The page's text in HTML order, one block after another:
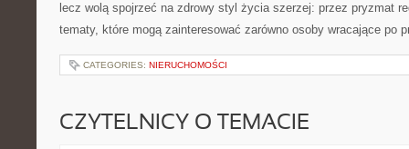
lecz wolą spojrzeć na zdrowy styl życia szerzej: przez pryzmat
tematy, które mogą zainteresować zarówno osoby wracające po
CATEGORIES: NIERUCHOMOŚCI
CZYTELNICY O TEMACIE